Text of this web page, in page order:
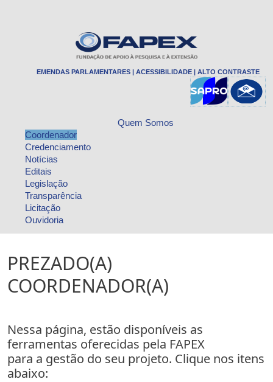
EMENDAS PARLAMENTARES ACESSIBILIDADE ALTO CONTRASTE
Quem Somos
Coordenador
Credenciamento
Notícias
Editais
Legislação
Transparência
Licitação
Ouvidoria
PREZADO(A)
COORDENADOR(A)
Nessa página, estão disponíveis as
ferramentas oferecidas pela FAPEX
para a gestão do seu projeto. Clique nos itens
abaixo: